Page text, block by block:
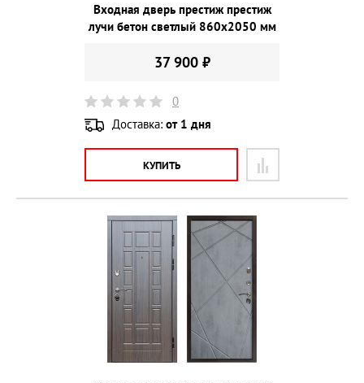
Входная дверь престиж престиж
лучи бетон светлый 860х2050 мм
37 900 ₽
0
Доставка: от 1 дня
КУПИТЬ